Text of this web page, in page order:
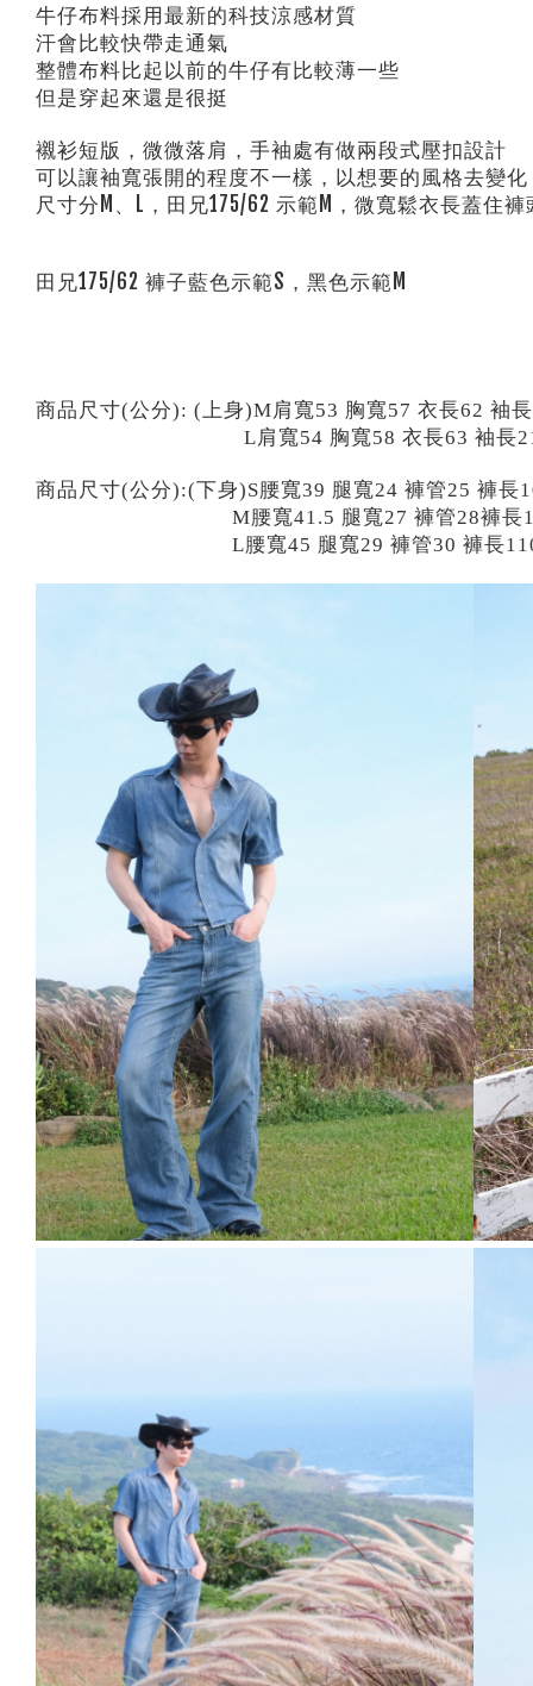
牛仔布料採用最新的科技涼感材質
汗會比較快帶走通氣
整體布料比起以前的牛仔有比較薄一些
但是穿起來還是很挺
襯衫短版，微微落肩，手袖處有做兩段式壓扣設計
可以讓袖寬張開的程度不一樣，以想要的風格去變化
尺寸分M、L，田兄175/62 示範M，微寬鬆衣長蓋住褲
田兄175/62 褲子藍色示範S，黑色示範M
商品尺寸(公分): (上身)M肩寬53 胸寬57 衣長62 袖
L肩寬54 胸寬58 衣長63 袖長
商品尺寸(公分):(下身)S腰寬39 腿寬24 褲管25 褲長
M腰寬41.5 腿寬27 褲管28褲長
L腰寬45 腿寬29 褲管30 褲長